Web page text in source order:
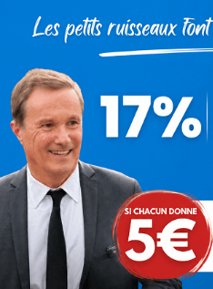
Erik Tamburi –
animale : que fait
Foll ?
Actualités Par
Debout
1 juillet 2016
La télévision a encore
heures de nouvelles
d’abattoirs où les
pendant de longues
conditions avant leur